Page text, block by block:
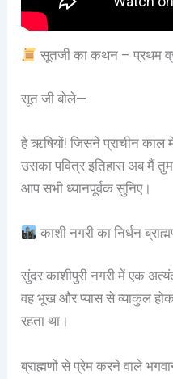
सूतजी का कथन – प्रथम
सूत जी बोले—
हे ऋषियों! जिसने प्राचीन काल
उसका पवित्र इतिहास अब मैं
आप सभी ध्यानपूर्वक सुनिए।
काशी नगरी का निर्धन
सुंदर काशीपुरी नगरी में एक
वह भूख और प्यास से व्याकुल
रहता था।
ब्राह्मणों से प्रेम करने वाले